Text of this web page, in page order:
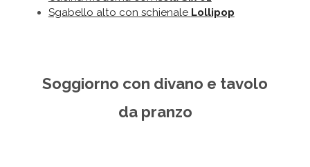
Sgabello alto con schienale Lollipop
Soggiorno con divano e tavolo
da pranzo